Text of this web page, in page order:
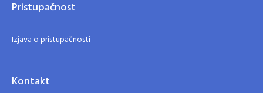
Pristupačnost
Izjava o pristupačnosti
Kontakt